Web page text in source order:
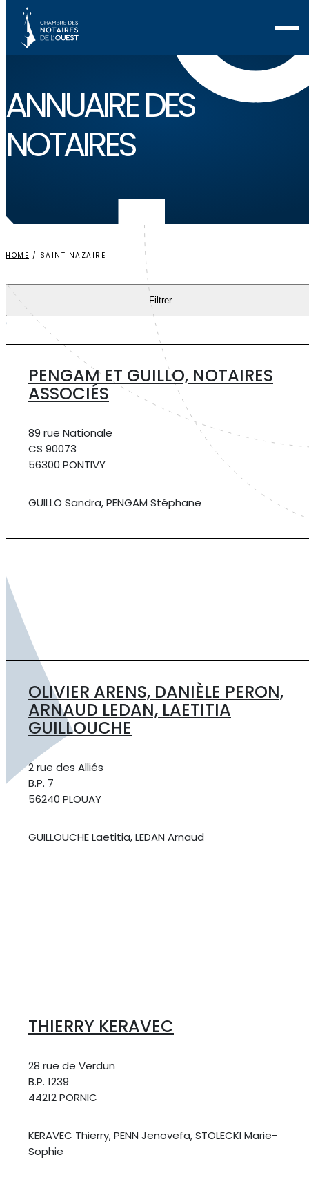
ANNUAIREDES
NOTAIRES
HOME / SAINT NAZAIRE
Filtrer
PENGAM ET GUILLO, NOTAIRES
ASSOCIÉS
89 rue Nationale
CS 90073
56300 PONTIVY
GUILLO Sandra, PENGAM Stéphane
OLIVIER ARENS, DANIÈLE PERON,
ARNAUD LEDAN, LAETITIA
GUILLOUCHE
2 rue des Alliés
B.P. 7
56240 PLOUAY
GUILLOUCHE Laetitia, LEDAN Arnaud
THIERRY KERAVEC
28 rue de Verdun
B.P. 1239
44212 PORNIC
KERAVEC Thierry, PENN Jenovefa, STOLECKI Marie-
Sophie